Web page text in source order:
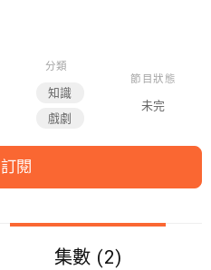
分類
知識
戲劇
節目狀態
未完
訂閱
集數 (2)